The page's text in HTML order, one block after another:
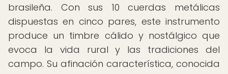
brasileña. Con sus 10 cuerdas metálicas
dispuestas en cinco pares, este instrumento
produce un timbre cálido y nostálgico que
evoca la vida rural y las tradiciones del
campo. Su afinación característica, conocida